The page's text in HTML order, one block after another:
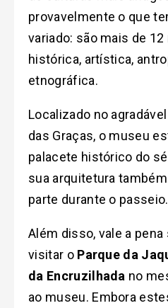
provavelmente o que
variado: são mais de
histórica, artística,
etnográfica.
Localizado no
das Graças, o museu
palacete histórico do
sua arquitetura
parte durante o passeio.
Além disso, vale a pena
visitar o Parque da
da Encruzilhada no
ao museu. Embora